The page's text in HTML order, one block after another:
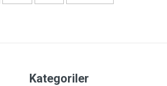
Kategoriler